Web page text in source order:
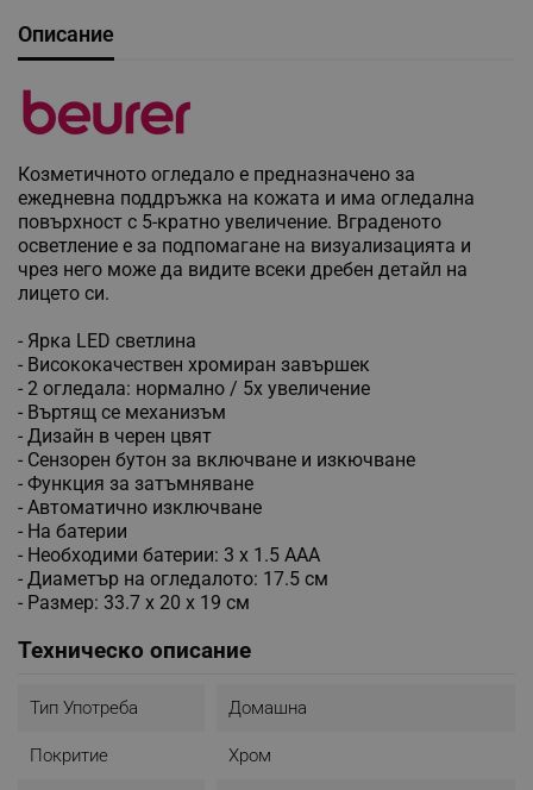
Описание
Козметичното огледало е предназначено за
ежедневна поддръжка на кожата и има огледална
повърхност с 5-кратно увеличение. Вграденото
осветление е за подпомагане на визуализацията и
чрез него може да видите всеки дребен детайл на
лицето си.
- Ярка LED светлина
- Висококачествен хромиран завършек
- 2 огледала: нормално / 5х увеличение
- Въртящ се механизъм
- Дизайн в черен цвят
- Сензорен бутон за включване и изкючване
- Функция за затъмняване
- Автоматично изключване
- На батерии
- Необходими батерии: 3 х 1.5 AAA
- Диаметър на огледалото: 17.5 см
- Размер: 33.7 х 20 х 19 см
Техническо описание
Тип Употреба Домашна
Покритие Хром